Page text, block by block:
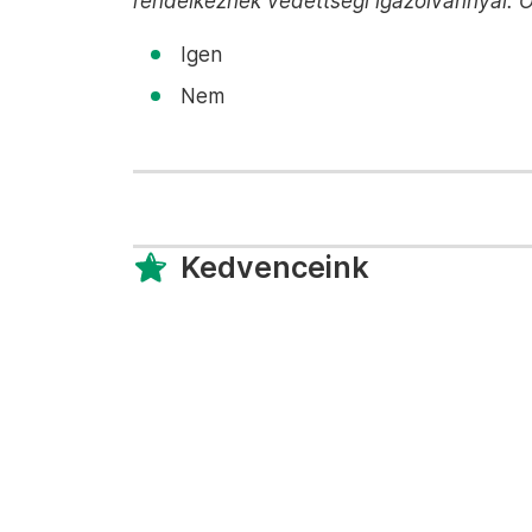
Igen
Nem
Kedvenceink